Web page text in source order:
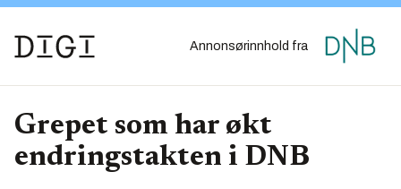
Annonsørinnhold fra
Grepet som har økt
endringstakten i DNB